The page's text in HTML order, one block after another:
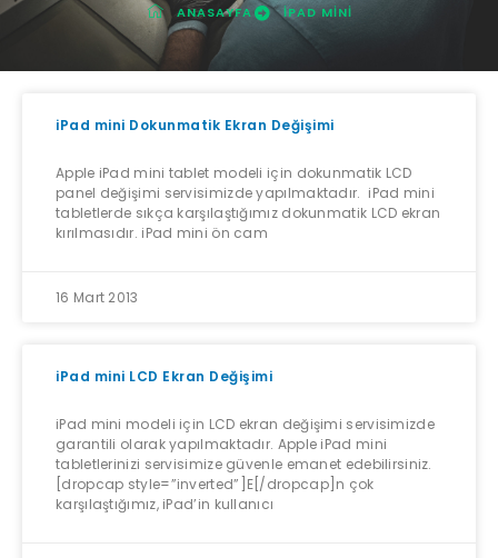
ANASAYFA IPAD MINI
iPad mini Dokunmatik Ekran Değişimi
Apple iPad mini tablet modeli için dokunmatik LCD
panel değişimi servisimizde yapılmaktadır. iPad mini
tabletlerde sıkça karşılaştığımız dokunmatik LCD ekran
kırılmasıdır. iPad mini ön cam
16 Mart 2013
iPad mini LCD Ekran Değişimi
iPad mini modeli için LCD ekran değişimi servisimizde
garantili olarak yapılmaktadır. Apple iPad mini
tabletlerinizi servisimize güvenle emanet edebilirsiniz.
[dropcap style=”inverted”]E[/dropcap]n çok
karşılaştığımız, iPad’in kullanıcı